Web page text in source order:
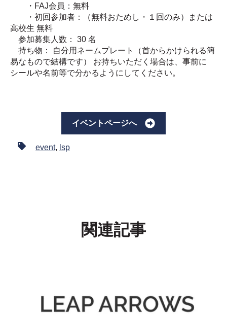
・FAJ会員：無料
・初回参加者：（無料おためし・１回のみ）または
高校生 無料
参加募集人数： 30 名
持ち物： 自分用ネームプレート（首からかけられる簡
易なもので結構です） お持ちいただく場合は、事前に
シールや名前等で分かるようにしてください。
イベントページへ
event, lsp
関連記事